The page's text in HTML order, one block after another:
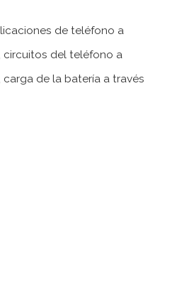
de teléfono a
del teléfono a
de la batería a través